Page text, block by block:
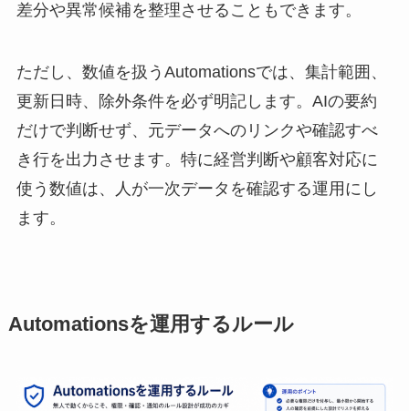
差分や異常候補を整理させることもできます。
ただし、数値を扱うAutomationsでは、集計範囲、
更新日時、除外条件を必ず明記します。AIの要約
だけで判断せず、元データへのリンクや確認すべ
き行を出力させます。特に経営判断や顧客対応に
使う数値は、人が一次データを確認する運用にし
ます。
Automationsを運用するルール